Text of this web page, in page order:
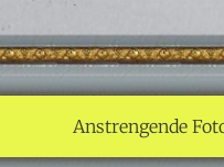
Anstrengende